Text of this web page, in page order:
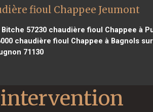
fioul Chappee Jeumont
57230 chaudière fioul Chappee à
chaudière fioul Chappee à Bagnols sur
71130